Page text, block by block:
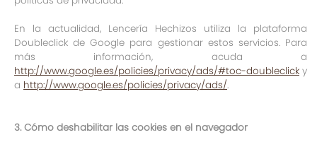
En la actualidad, Lencería Hechizos utiliza la plataforma
Doubleclick de Google para gestionar estos servicios. Para
más información, acuda a
http://www.google.es/policies/privacy/ads/#toc-doubleclick y
a http://www.google.es/policies/privacy/ads/.
3. Cómo deshabilitar las cookies en el navegador